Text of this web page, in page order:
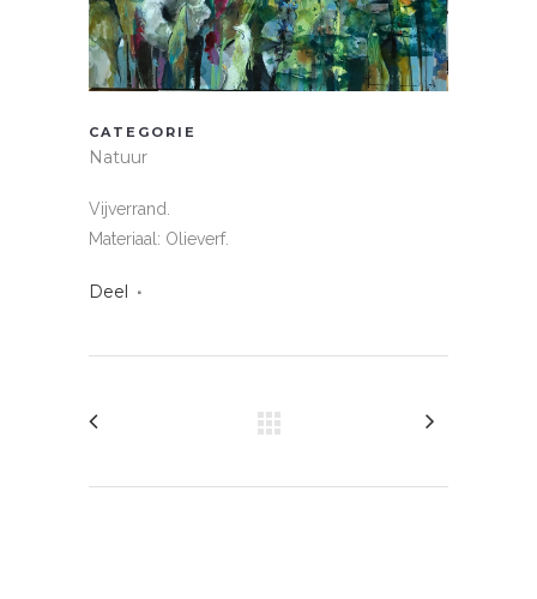
CATEGORIE
Natuur
Vijverrand.
Materiaal: Olieverf.
Deel